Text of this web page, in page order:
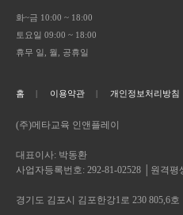
화~금 10:00 ~ 18:00
토요일 09:00 ~ 18:00
휴무 일, 월, 공휴일
홈 이용약관 개인정보처리방침
(주)메타교육 인앤플레이
대표이사: 박동환
사업자등록번호: 292-81-02528 │원격
경기도 김포시 김포한강1로 230 805,6호